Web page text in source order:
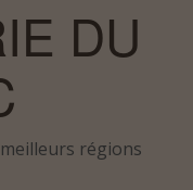
DU
régions